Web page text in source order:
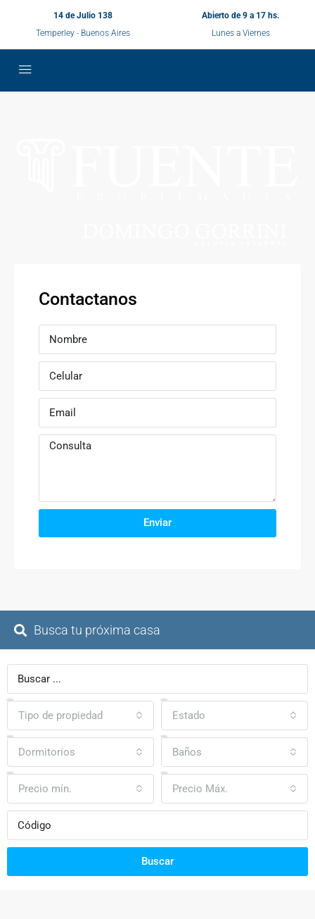
14 de Julio 138
Temperley - Buenos Aires
Abierto de 9 a 17 hs.
Lunes a Viernes
Contactanos
Enviar
Busca tu próxima casa
Tipo de propiedad Estado
Dormitorios Baños
Precio mín. Precio Máx.
Buscar